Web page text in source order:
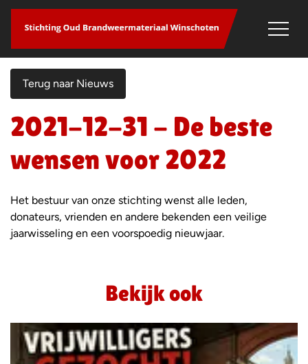
overslaan
Terug naar Nieuws
2021-12-31 - De beste
wensen voor 2022
Het bestuur van onze stichting wenst alle leden,
donateurs, vrienden en andere bekenden een veilige
jaarwisseling en een voorspoedig nieuwjaar.
Bekijk ook